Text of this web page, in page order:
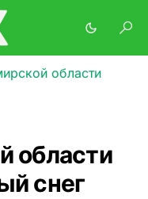
области
области
снег